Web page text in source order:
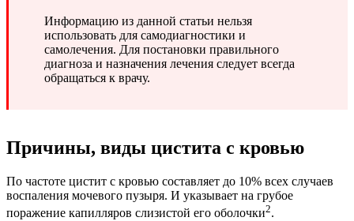
Информацию из данной статьи нельзя
использовать для самодиагностики и
самолечения. Для постановки правильного
диагноза и назначения лечения следует всегда
обращаться к врачу.
Причины, виды цистита с кровью
По частоте цистит с кровью составляет до 10% всех случаев
воспаления мочевого пузыря. И указывает на грубое
поражение капилляров слизистой его оболочки2.